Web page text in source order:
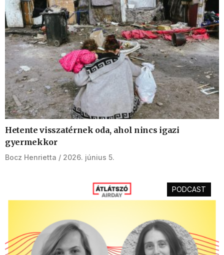
Hetente visszatérnek oda, ahol nincs igazi
gyermekkor
Bocz Henrietta 2026. június 5.
PODCAST